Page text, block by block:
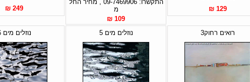
129 ₪
התקשרו: 09-7469906 , מחיר החל
מ
109 ₪
249 ₪
רואים רחוק3 נוזלים מים 5 נוזלים מים 6